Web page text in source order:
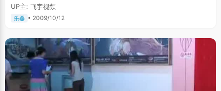
UP主: 飞宇视频
乐器 • 2009/10/12